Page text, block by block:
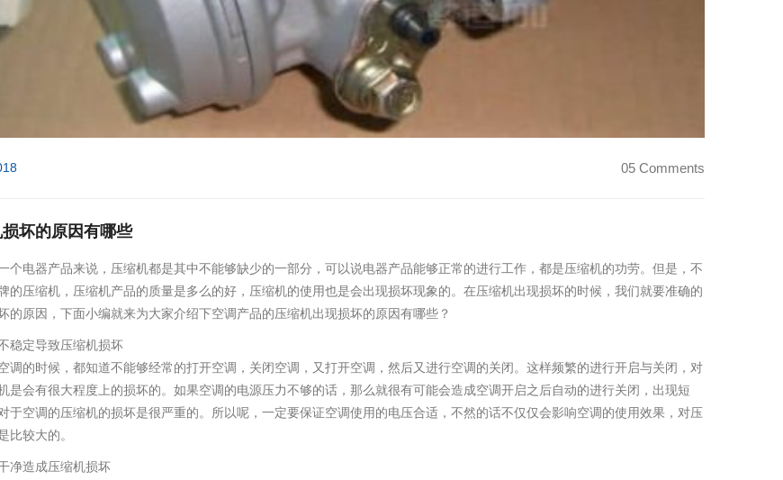
05 Comments
坏的原因有哪些
个电器产品来说，压缩机都是其中不能够缺少的一部分，可以说电器产品能够正常的进行工作，都是压缩机的功劳。但是，不
的压缩机，压缩机产品的质量是多么的好，压缩机的使用也是会出现损坏现象的。在压缩机出现损坏的时候，我们就要准确的
的原因，下面小编就来为大家介绍下空调产品的压缩机出现损坏的原因有哪些？
稳定导致压缩机损坏
调的时候，都知道不能够经常的打开空调，关闭空调，又打开空调，然后又进行空调的关闭。这样频繁的进行开启与关闭，对
是会有很大程度上的损坏的。如果空调的电源压力不够的话，那么就很有可能会造成空调开启之后自动的进行关闭，出现短
于空调的压缩机的损坏是很严重的。所以呢，一定要保证空调使用的电压合适，不然的话不仅仅会影响空调的使用效果，对压
比较大的。
净造成压缩机损坏